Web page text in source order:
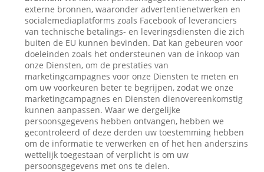
externe bronnen, waaronder advertentienetwerken en
socialemediaplatforms zoals Facebook of leveranciers
van technische betalings- en leveringsdiensten die zich
buiten de EU kunnen bevinden. Dat kan gebeuren voor
doeleinden zoals het ondersteunen van de inkoop van
onze Diensten, om de prestaties van
marketingcampagnes voor onze Diensten te meten en
om uw voorkeuren beter te begrijpen, zodat we onze
marketingcampagnes en Diensten dienovereenkomstig
kunnen aanpassen. Waar we dergelijke
persoonsgegevens hebben ontvangen, hebben we
gecontroleerd of deze derden uw toestemming hebben
om de informatie te verwerken en of het hen anderszins
wettelijk toegestaan of verplicht is om uw
persoonsgegevens met ons te delen.